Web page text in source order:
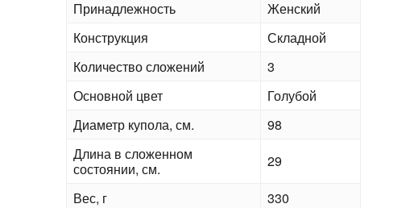
Принадлежность
Женский
Конструкция
Складной
Количество сложений
3
Основной цвет
Голубой
Диаметр купола, см.
98
Длина в сложенном
состоянии, см.
29
Вес, г
330